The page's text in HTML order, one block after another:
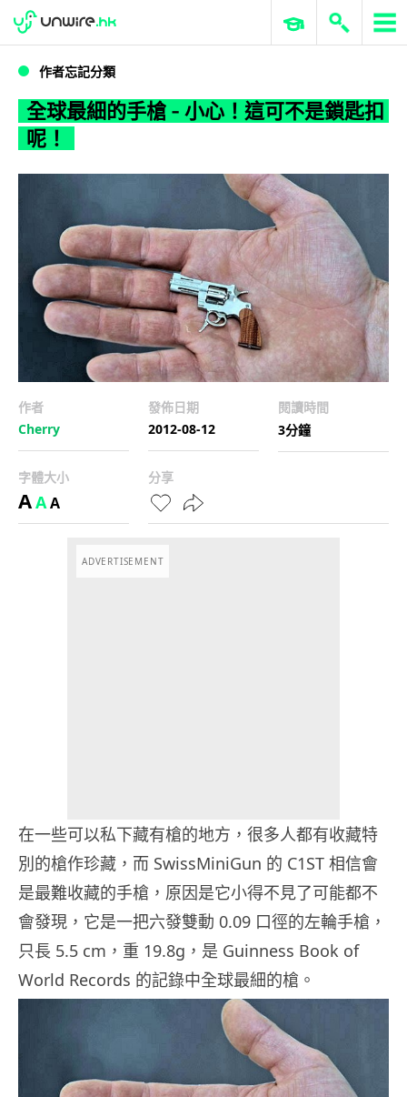
全球最細的手槍 - 小心！這可不是鎖匙扣呢！
WWDC 2026 ERP 與商業 AI
作者忘記分類
全球最細的手槍 - 小心！這可不是鎖匙扣
呢！
作者
Cherry
發佈日期
2012-08-12
閱讀時間
3分鐘
字體大小
AAA
分享
ADVERTISEMENT
在一些可以私下藏有槍的地方，很多人都有收藏特
別的槍作珍藏，而 SwissMiniGun 的 C1ST 相信會
是最難收藏的手槍，原因是它小得不見了可能都不
會發現，它是一把六發雙動 0.09 口徑的左輪手槍，
只長 5.5 cm，重 19.8g，是 Guinness Book of
World Records 的記錄中全球最細的槍。